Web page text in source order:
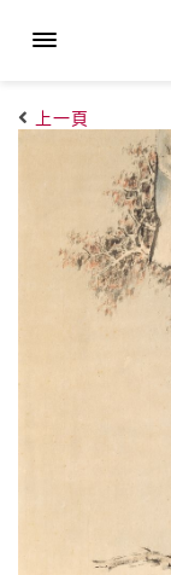
上一頁